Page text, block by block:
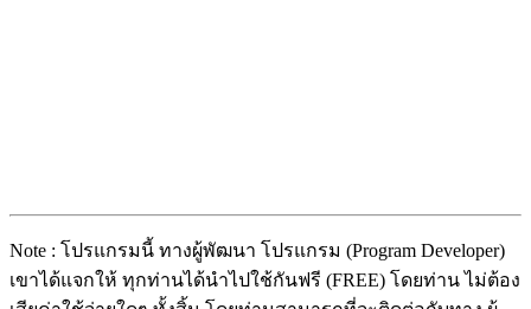
Note : โปรแกรมนี้ ทางผู้พัฒนา โปรแกรม (Program Developer)
เขาได้แจกให้ ทุกท่านได้นำไปใช้กันฟรี (FREE) โดยท่าน ไม่ต้อง